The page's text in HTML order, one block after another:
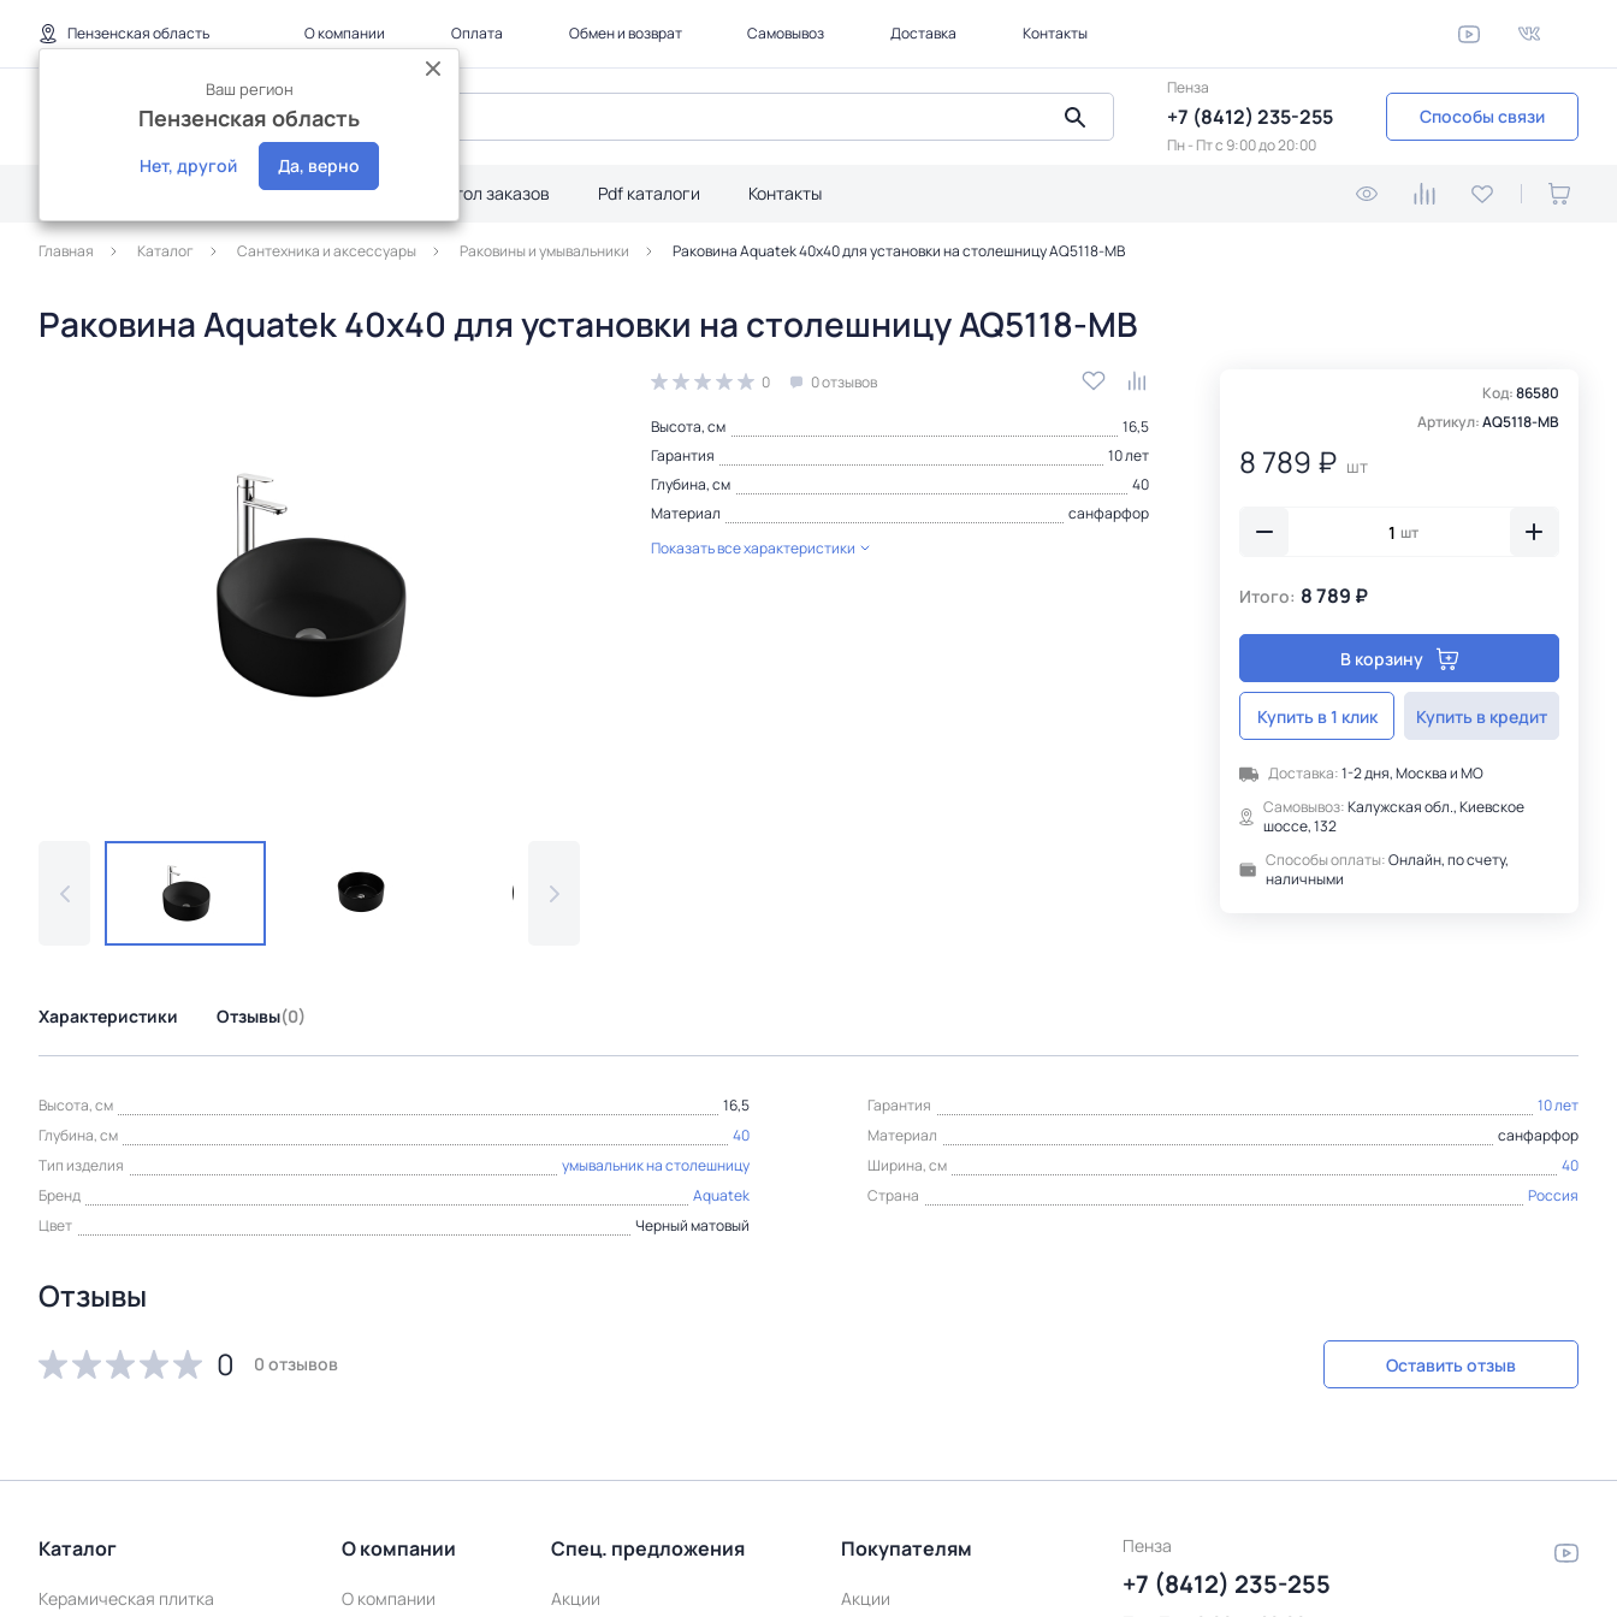
Пензенская область
Ваш регион
Пензенская область
Нет, другой Да, верно
О компании Оплата Обмен и возврат Самовывоз Доставка Контакты
Пенза
+7 (8412) 235-255
Пн - Пт c 9:00 до 20:00
Способы связи
Дилерам Акции Стол заказов Pdf каталоги Контакты
Главная Каталог Сантехника и аксессуары Раковины и умывальники Раковина Aquatek 40х40 для установки на столешницу AQ5118-MB
Раковина Aquatek 40х40 для установки на столешницу AQ5118-MB
0 0 отзывов
Высота, см
16,5
Гарантия
10 лет
Глубина, см
40
Материал
санфарфор
Показать все характеристики
Код:86580
Артикул:AQ5118-MB
8 789 ₽ шт
шт
Итого: 8 789 ₽
В корзину
Купить в 1 клик Купить в кредит
Доставка:1-2 дня, Москва и МО
Самовывоз:Калужская обл., Киевское
шоссе, 132
Способы оплаты:Онлайн, по счету,
наличными
Характеристики Отзывы(0)
Высота, см 16,5 Гарантия
10 лет
Глубина, см
40 Материал
санфарфор
Тип изделия
умывальник на столешницу Ширина, см
40
Бренд
Aquatek Страна
Россия
Цвет
Черный матовый
Отзывы
0
0 отзывов Оставить отзыв
Каталог
Керамическая плитка
О компании
О компании
Спец. предложения
Акции
Покупателям
Акции
Пенза
+7 (8412) 235-255